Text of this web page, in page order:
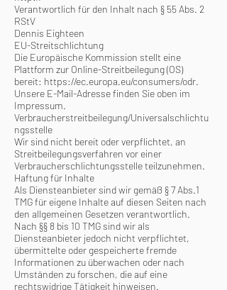
Verantwortlich für den Inhalt nach § 55 Abs. 2
RStV
Dennis Eighteen
EU-Streitschlichtung
Die Europäische Kommission stellt eine
Plattform zur Online-Streitbeilegung (OS)
bereit: https://ec.europa.eu/consumers/odr.
Unsere E-Mail-Adresse finden Sie oben im
Impressum.
Verbraucherstreitbeilegung/Universalschlichtu
ngsstelle
Wir sind nicht bereit oder verpflichtet, an
Streitbeilegungsverfahren vor einer
Verbraucherschlichtungsstelle teilzunehmen.
Haftung für Inhalte
Als Diensteanbieter sind wir gemäß § 7 Abs.1
TMG für eigene Inhalte auf diesen Seiten nach
den allgemeinen Gesetzen verantwortlich.
Nach §§ 8 bis 10 TMG sind wir als
Diensteanbieter jedoch nicht verpflichtet,
übermittelte oder gespeicherte fremde
Informationen zu überwachen oder nach
Umständen zu forschen, die auf eine
rechtswidrige Tätigkeit hinweisen.